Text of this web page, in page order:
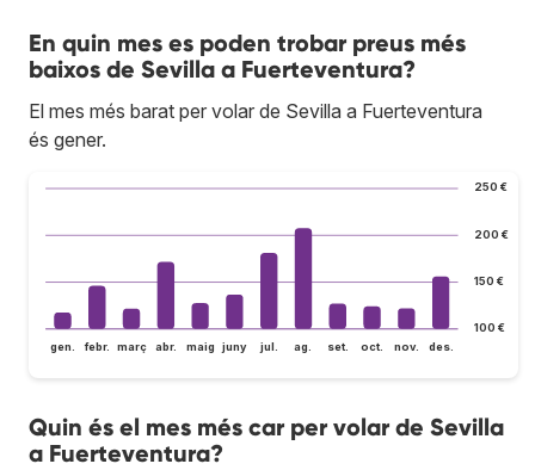
En quin mes es poden trobar preus més
baixos de Sevilla a Fuerteventura?
El mes més barat per volar de Sevilla a Fuerteventura
és gener.
100 €
150 €
200 €
250 €
gen. febr. març abr. maig juny jul. ag. set. oct. nov. des.
Quin és el mes més car per volar de Sevilla
a Fuerteventura?